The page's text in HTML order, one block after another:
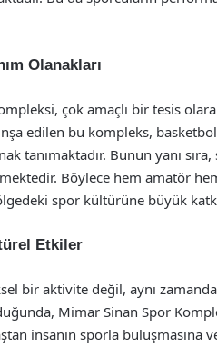
Olanakları
çok amaçlı bir tesis
edilen bu kompleks,
tanımaktadır. Bunun yanı
Böylece hem amatör
spor kültürüne büyük
Etkiler
bir aktivite değil, aynı
Mimar Sinan Spor
insanın sporla buluşmasına